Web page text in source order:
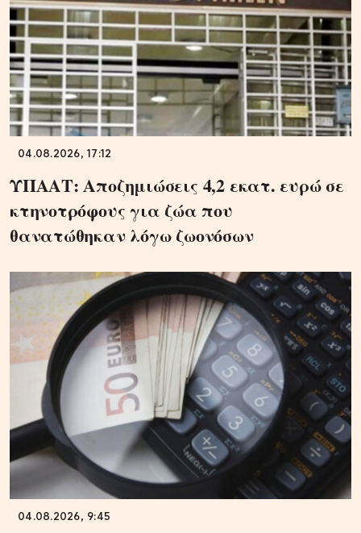
04.08.2026, 17:12
ΥΠΑΑΤ: Αποζημιώσεις 4,2 εκατ. ευρώ σε
κτηνοτρόφους για ζώα που
θανατώθηκαν λόγω ζωονόσων
04.08.2026, 9:45